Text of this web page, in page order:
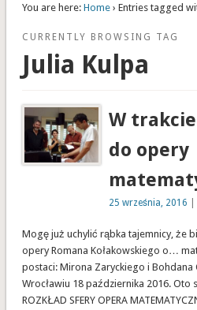
You are here: Home› Entries tagged
CURRENTLY BROWSING TAG
Julia Kulpa
W
do opery
25 września, 2016
Mogę już uchylić rąbka tajemnicy, że
opery Romana Kołakowskiego o…
postaci: Mirona Zaryckiego i Bohdana
Wrocławiu 18 października 2016. Oto
ROZKŁAD SFERY OPERA